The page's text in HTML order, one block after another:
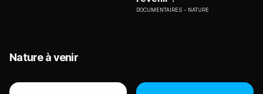
DOCUMENTAIRES NATURE
Nature à venir